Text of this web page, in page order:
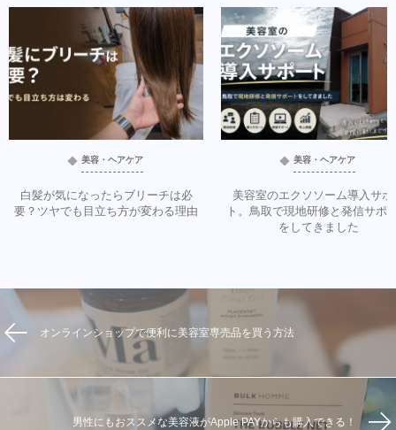
美容・ヘアケア
白髪が気になったらブリーチは必
要？ツヤでも目立ち方が変わる理由
美容・ヘアケア
美容室のエクソソーム導入サポ
ト。鳥取で現地研修と発信サポ
をしてきました
オンラインショップで便利に美容室専売品を買う方法
男性にもおススメな美容液がApple PAYからも購入できる！